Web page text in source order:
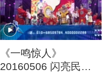
《一鸣惊人》
20160506 闪亮民营